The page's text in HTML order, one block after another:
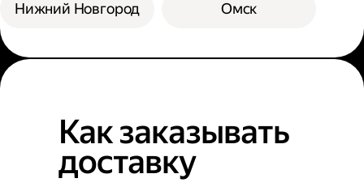
Нижний Новгород Омск
Как заказывать
доставку